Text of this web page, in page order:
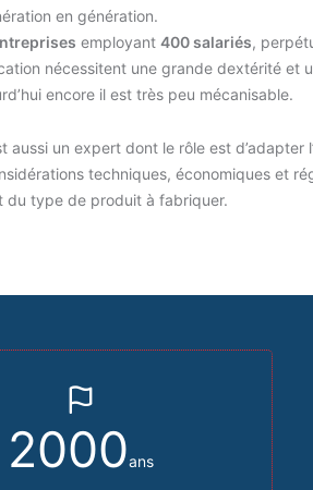
en génération.
employant 400 salariés,
nécessitent une grande dextérité et
encore il est très peu mécanisable.
aussi un expert dont le rôle est d’adapter
techniques, économiques et
du type de produit à fabriquer.
2000ans